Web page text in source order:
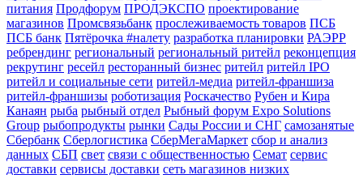
питания Продфорум ПРОДЭКСПО проектирование
магазинов Промсвязьбанк прослеживаемость товаров ПСБ
ПСБ банк Пятёрочка #налету разработка планировки РАЭРР
ребрендинг региональный региональный ритейл реконцепция
рекрутинг ресейл ресторанный бизнес ритейл ритейл IPO
ритейл и социальные сети ритейл-медиа ритейл-франшиза
ритейл-франшизы роботизация Роскачество Рубен и Кира
Канаян рыба рыбный отдел Рыбный форум Expo Solutions
Group рыбопродукты рынки Сады России и СНГ самозанятые
Сбербанк Сберлогистика СберМегаМаркет сбор и анализ
данных СБП свет связи с общественностью Семат сервис
доставки сервисы доставки сеть магазинов низких